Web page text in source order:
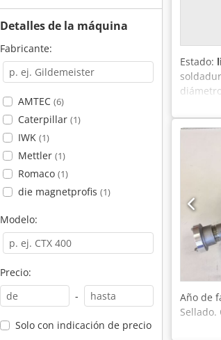
Detalles de la máquina
Fabricante:
AMTEC (6)
Caterpillar (1)
IWK (1)
Mettler (1)
Romaco (1)
die magnetprofis (1)
Modelo:
Precio:
-
Solo con indicación de precio
Estado:
mm/800
Año de